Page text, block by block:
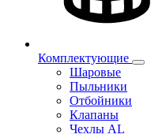
Комплектующие
Шаровые
Пыльники
Отбойники
Клапаны
Чехлы AL